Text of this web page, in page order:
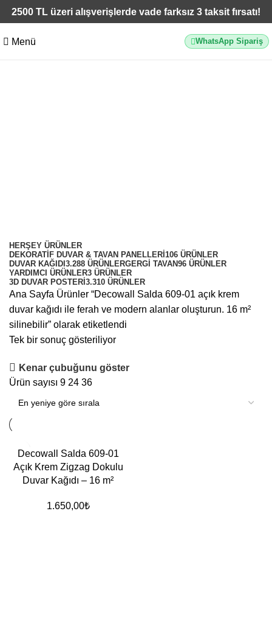
2500 TL üzeri alışverişlerde vade farksız 3 taksit fırsatı!
Menü WhatsApp Sipariş
HERŞEY ÜRÜNLER
DEKORATIF DUVAR & TAVAN PANELLERI 106 ÜRÜNLER
DUVAR KAĞIDI 3.288 ÜRÜNLERGERGI TAVAN96 ÜRÜNLER
YARDIMCI ÜRÜNLER3 ÜRÜNLER
3D DUVAR POSTERI 3.310 ÜRÜNLER
Ana Sayfa Ürünler “Decowall Salda 609-01 açık krem
duvar kağıdı ile ferah ve modern alanlar oluşturun. 16 m²
silinebilir” olarak etiketlendi
Tek bir sonuç gösteriliyor
Kenar çubuğunu göster
Ürün sayısı 9 24 36
Decowall Salda 609-01
Açık Krem Zigzag Dokulu
Duvar Kağıdı – 16 m²
1.650,00₺